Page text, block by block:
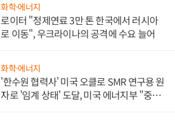
화학·에너지
로이터 "정제연료 3만 톤 한국에서 러시아
로 이동", 우크라이나의 공격에 수요 늘어
화학·에너지
'한수원 협력사' 미국 오클로 SMR 연구용 원
자로 '임계 상태' 도달, 미국 에너지부 "중요